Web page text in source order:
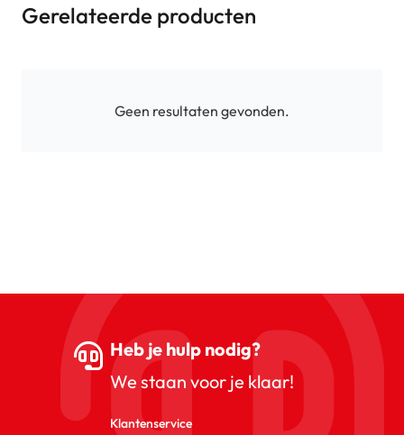
Gerelateerde producten
Geen resultaten gevonden.
Heb je hulp nodig?
We staan voor je klaar!
Klantenservice